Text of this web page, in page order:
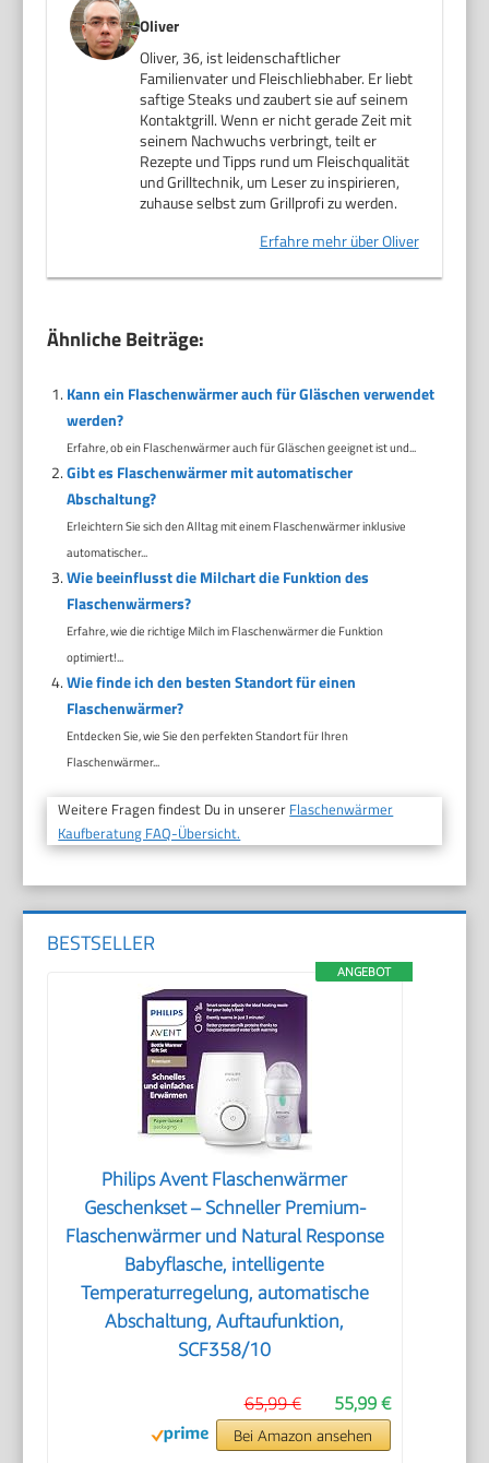
Oliver
Oliver, 36, ist leidenschaftlicher
Familienvater und Fleischliebhaber. Er liebt
saftige Steaks und zaubert sie auf seinem
Kontaktgrill. Wenn er nicht gerade Zeit mit
seinem Nachwuchs verbringt, teilt er
Rezepte und Tipps rund um Fleischqualität
und Grilltechnik, um Leser zu inspirieren,
zuhause selbst zum Grillprofi zu werden.
Erfahre mehr über Oliver
Ähnliche Beiträge:
Kann ein Flaschenwärmer auch für Gläschen verwendet
werden?
Erfahre, ob ein Flaschenwärmer auch für Gläschen geeignet ist und...
Gibt es Flaschenwärmer mit automatischer
Abschaltung?
Erleichtern Sie sich den Alltag mit einem Flaschenwärmer inklusive
automatischer...
Wie beeinflusst die Milchart die Funktion des
Flaschenwärmers?
Erfahre, wie die richtige Milch im Flaschenwärmer die Funktion
optimiert!...
Wie finde ich den besten Standort für einen
Flaschenwärmer?
Entdecken Sie, wie Sie den perfekten Standort für Ihren
Flaschenwärmer...
Weitere Fragen findest Du in unserer Flaschenwärmer
Kaufberatung FAQ-Übersicht.
BESTSELLER
ANGEBOT
Philips Avent Flaschenwärmer
Geschenkset – Schneller Premium-
Flaschenwärmer und Natural Response
Babyflasche, intelligente
Temperaturregelung, automatische
Abschaltung, Auftaufunktion,
SCF358/10
55,99 €
65,99 €
Bei Amazon ansehen